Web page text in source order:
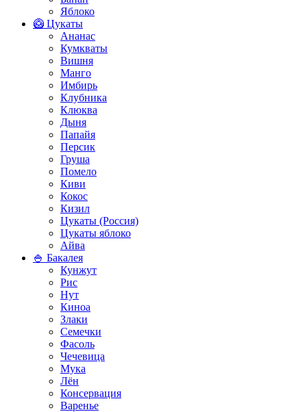
Яблоко
🥝 Цукаты
Ананас
Кумкваты
Вишня
Манго
Имбирь
Клубника
Клюква
Дыня
Папайя
Персик
Груша
Помело
Киви
Кокос
Кизил
Цукаты (Россия)
Цукаты яблоко
Айва
🍚 Бакалея
Кунжут
Рис
Нут
Киноа
Злаки
Семечки
Фасоль
Чечевица
Мука
Лён
Консервация
Варенье